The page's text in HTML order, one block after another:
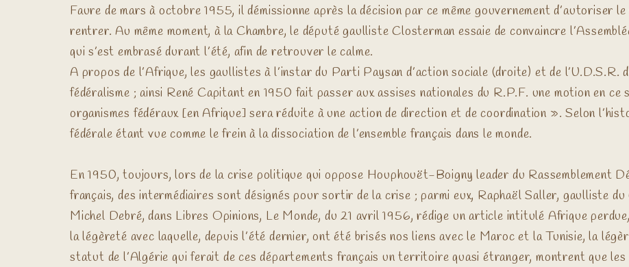
Faure de mars à octobre 1955, il démissionne après la décision par ce même gouvernement d’autoriser
rentrer. Au même moment, à la Chambre, le député gaulliste Closterman essaie de convaincre
qui s’est embrasé durant l’été, afin de retrouver le calme.
A propos de l’Afrique, les gaullistes à l’instar du Parti Paysan d’action sociale (droite) et de
fédéralisme ; ainsi René Capitant en 1950 fait passer aux assises nationales du R.P.F. une motion en ce
organismes fédéraux [en Afrique] sera réduite à une action de direction et de coordination ». Selon
fédérale étant vue comme le frein à la dissociation de l’ensemble français dans le monde.
En 1950, toujours, lors de la crise politique qui oppose Houphouët-Boigny leader du Rassemblement
français, des intermédiaires sont désignés pour sortir de la crise ; parmi eux, Raphaël Saller, gaulliste du
Michel Debré, dans Libres Opinions, Le Monde, du 21 avril 1956, rédige un article intitulé Afrique
la légèreté avec laquelle, depuis l’été dernier, ont été brisés nos liens avec le Maroc et la Tunisie, la
statut de l’Algérie qui ferait de ces départements français un territoire quasi étranger, montrent que les